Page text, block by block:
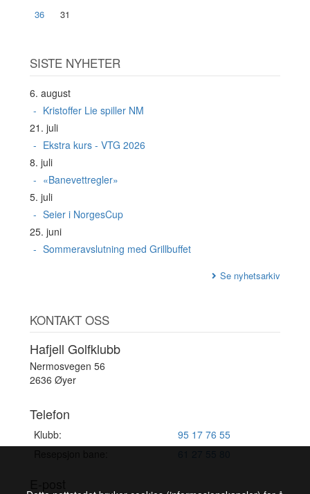
36
31
SISTE NYHETER
6. august
Kristoffer Lie spiller NM
21. juli
Ekstra kurs - VTG 2026
8. juli
«Banevettregler»
5. juli
Seier i NorgesCup
25. juni
Sommeravslutning med Grillbuffet
Se nyhetsarkiv
KONTAKT OSS
Hafjell Golfklubb
Nermosvegen 56
2636 Øyer
Telefon
Klubb:
95 17 76 55